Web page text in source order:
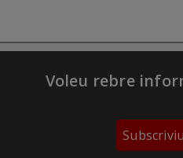
Voleu rebre